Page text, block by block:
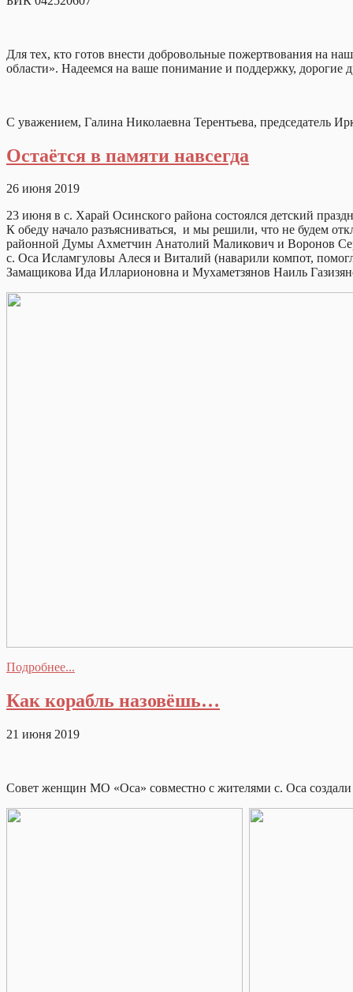
Для тех, кто готов внести добровольные пожертвования на
области». Надеемся на ваше понимание и поддержку, дорогие
С уважением, Галина Николаевна Терентьева, председатель
Остаётся в памяти навсегда
26 июня 2019
23 июня в с. Харай Осинского района состоялся детский
К обеду начало разъясниваться, и мы решили, что не будем
районной Думы Ахметчин Анатолий Маликович и Воронов
с. Оса Исламгуловы Алеся и Виталий (наварили компот,
Замащикова Ида Илларионовна и Мухаметзянов Наиль
Подробнее...
Как корабль назовёшь…
21 июня 2019
Совет женщин МО «Оса» совместно с жителями с. Оса